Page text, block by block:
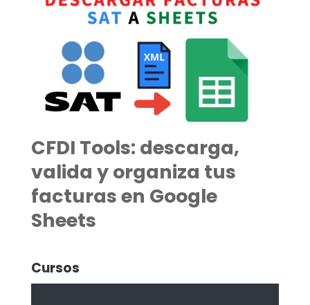
CFDI Tools: descarga,
valida y organiza tus
facturas en Google
Sheets
Cursos